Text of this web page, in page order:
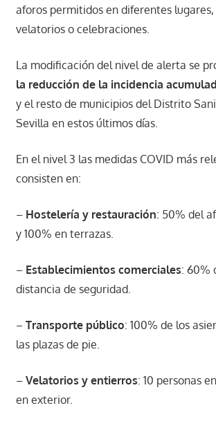
aforos permitidos en diferentes
velatorios o celebraciones.
La modificación del nivel de alerta se
la reducción de la incidencia
y el resto de municipios del Distrito
Sevilla en estos últimos días.
En el nivel 3 las medidas COVID más
consisten en:
– Hostelería y restauración: 50% del
y 100% en terrazas.
– Establecimientos comerciales: 60%
distancia de seguridad.
– Transporte público: 100% de los
las plazas de pie.
– Velatorios y entierros: 10 personas
en exterior.